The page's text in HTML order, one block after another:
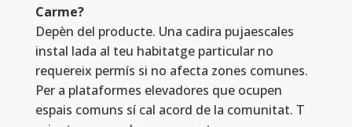
Carme?
Depèn del producte. Una cadira pujaescales
instal lada al teu habitatge particular no
requereix permís si no afecta zones comunes.
Per a plataformes elevadores que ocupen
espais comuns sí cal acord de la comunitat. T